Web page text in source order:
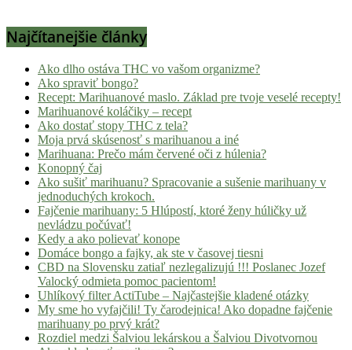
Najčítanejšie články
Ako dlho ostáva THC vo vašom organizme?
Ako spraviť bongo?
Recept: Marihuanové maslo. Základ pre tvoje veselé recepty!
Marihuanové koláčiky – recept
Ako dostať stopy THC z tela?
Moja prvá skúsenosť s marihuanou a iné
Marihuana: Prečo mám červené oči z húlenia?
Konopný čaj
Ako sušiť marihuanu? Spracovanie a sušenie marihuany v
jednoduchých krokoch.
Fajčenie marihuany: 5 Hlúpostí, ktoré ženy húličky už
nevládzu počúvať!
Kedy a ako polievať konope
Domáce bongo a fajky, ak ste v časovej tiesni
CBD na Slovensku zatiaľ nezlegalizujú !!! Poslanec Jozef
Valocký odmieta pomoc pacientom!
Uhlíkový filter ActiTube – Najčastejšie kladené otázky
My sme ho vyfajčili! Ty čarodejnica! Ako dopadne fajčenie
marihuany po prvý krát?
Rozdiel medzi Šalviou lekárskou a Šalviou Divotvornou